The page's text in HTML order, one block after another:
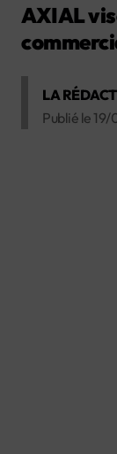
AXIAL
LA
Publié le 19/